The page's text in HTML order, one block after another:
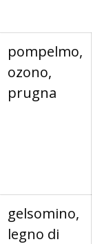
pompelmo,
ozono,
prugna
gelsomino,
legno di